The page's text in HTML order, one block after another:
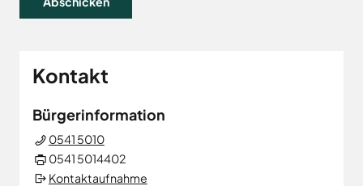
Kontakt
Bürgerinformation
0541 5010
0541 5014402
Kontaktaufnahme
Neuenkirchen
Ostercappeln
Wallenhorst